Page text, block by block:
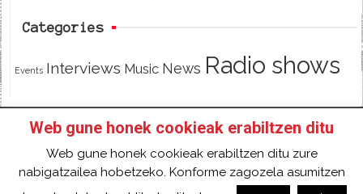
Categories
Events Interviews Music News Radio shows
HOME
HAZTE SOCI@ DE 97FM IRRATIA
FACEBOOK
TWITTER CONTACT LOGIN
Web gune honek cookieak erabiltzen ditu
Web gune honek cookieak erabiltzen ditu zure
nabigatzailea hobetzeko. Konforme zagozela asumitzen